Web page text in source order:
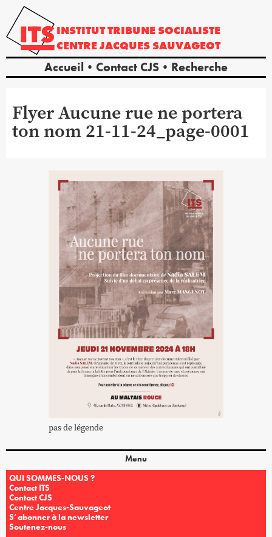
INSTITUTTRIBUNE SOCIALISTE
CENTREJACQUES SAUVAGEOT
Accueil Contact CJS Recherche
Flyer Aucune rue ne portera
ton nom 21-11-24_page-0001
pas de légende
Menu
QUI SOMMES-NOUS ?
Contact ITS
Contact CJS
Centre Jacques-Sauvageot
S’abonner à la newsletter
Soutenez-nous